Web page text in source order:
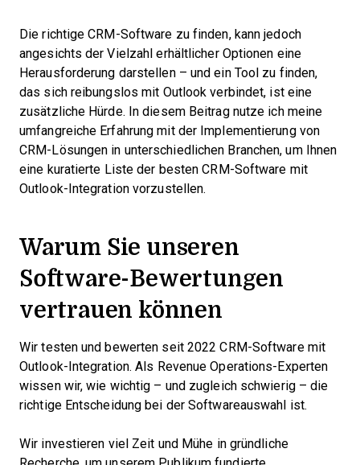
Die richtige CRM-Software zu finden, kann jedoch
angesichts der Vielzahl erhältlicher Optionen eine
Herausforderung darstellen – und ein Tool zu finden,
das sich reibungslos mit Outlook verbindet, ist eine
zusätzliche Hürde. In diesem Beitrag nutze ich meine
umfangreiche Erfahrung mit der Implementierung von
CRM-Lösungen in unterschiedlichen Branchen, um Ihnen
eine kuratierte Liste der besten CRM-Software mit
Outlook-Integration vorzustellen.
Warum Sie unseren
Software-Bewertungen
vertrauen können
Wir testen und bewerten seit 2022 CRM-Software mit
Outlook-Integration. Als Revenue Operations-Experten
wissen wir, wie wichtig – und zugleich schwierig – die
richtige Entscheidung bei der Softwareauswahl ist.
Wir investieren viel Zeit und Mühe in gründliche